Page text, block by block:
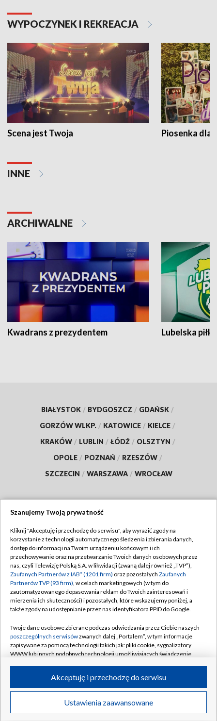
WYPOCZYNEK I REKREACJA
Scena jest Twoja Piosenka dla
INNE
ARCHIWALNE
Kwadrans z prezydentem Lubelska piłka
BIAŁYSTOK / BYDGOSZCZ / GDAŃSK /
GORZÓW WLKP. / KATOWICE / KIELCE /
KRAKÓW / LUBLIN / ŁÓDŹ / OLSZTYN /
OPOLE / POZNAŃ / RZESZÓW /
SZCZECIN / WARSZAWA / WROCŁAW
TVP
Abonament TVP
Emisja w TVP
Centrum informacji TVP
Naziemna Telewizja Cyfrowa
Rada Programowa
System NOS
Informacje o nadawcy
Program dla prasy
Ogłoszenie przetargowe
Regulamin TVP
Polityka prywatności
Moje zgody
Pomoc
Kontakt
Kanały
©2026 Telewizja Polska S.A. w likwidacji
Szanujemy Twoją prywatność
Kliknij "Akceptuję i przechodzę do serwisu", aby wyrazić zgody na
korzystanie z technologii automatycznego śledzenia i zbierania danych,
dostęp do informacji na Twoim urządzeniu końcowym i ich
przechowywanie oraz na przetwarzanie Twoich danych osobowych przez
nas, czyli Telewizję Polską S.A. w likwidacji (zwaną dalej również „TVP”),
Zaufanych Partnerów z IAB* (1201 firm) oraz pozostałych Zaufanych
Partnerów TVP (93 firm), w celach marketingowych (w tym do
zautomatyzowanego dopasowania reklam do Twoich zainteresowań i
mierzenia ich skuteczności) i pozostałych, które wskazujemy poniżej, a
także zgody na udostępnianie przez nas identyfikatora PPID do Google.
Twoje dane osobowe zbierane podczas odwiedzania przez Ciebie naszych
poszczególnych serwisówzwanych dalej „Portalem”, w tym informacje
zapisywane za pomocą technologii takich jak: pliki cookie, sygnalizatory
WWW lub innych podobnych technologii umożliwiających świadczenie
ruchu w Internecie.
Twoje dane osobowe zbierane podczas odwiedzania przez Ciebie
poszczególnych serwisówna Portalu, takie jak adresy IP, identyfikatory
Ustawienia zaawansowane
Akceptuję i przechodzę do serwisu